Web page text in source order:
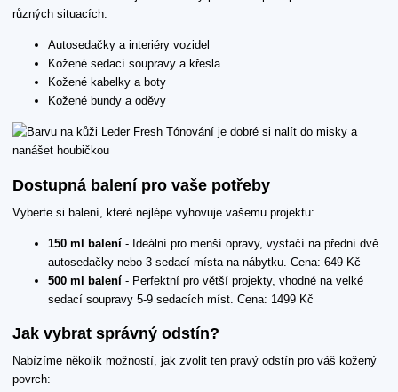
různých situacích:
Autosedačky a interiéry vozidel
Kožené sedací soupravy a křesla
Kožené kabelky a boty
Kožené bundy a oděvy
Dostupná balení pro vaše potřeby
Vyberte si balení, které nejlépe vyhovuje vašemu projektu:
150 ml balení - Ideální pro menší opravy, vystačí na přední dvě
autosedačky nebo 3 sedací místa na nábytku. Cena: 649 Kč
500 ml balení - Perfektní pro větší projekty, vhodné na velké
sedací soupravy 5-9 sedacích míst. Cena: 1499 Kč
Jak vybrat správný odstín?
Nabízíme několik možností, jak zvolit ten pravý odstín pro váš kožený
povrch: